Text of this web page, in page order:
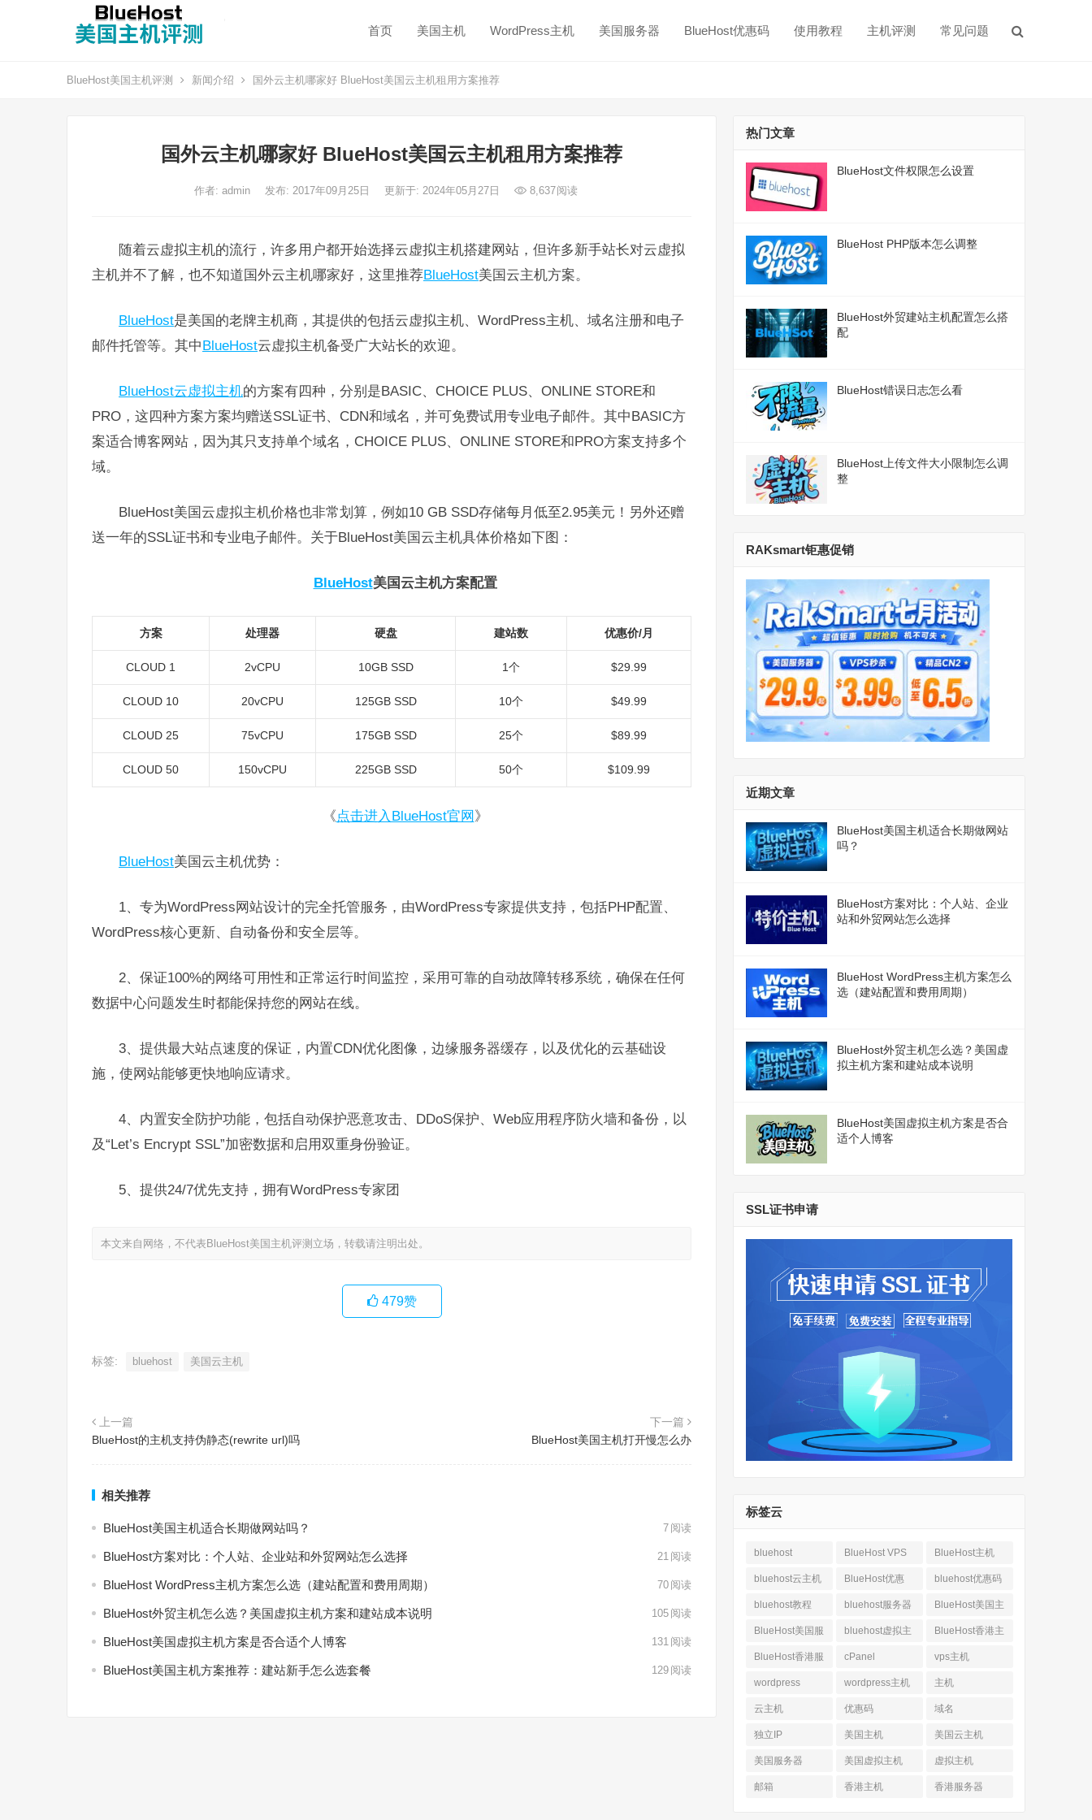
首页 美国主机 WordPress主机 美国服务器 BlueHost优惠码 使用教程 主机评测 常见问题
BlueHost美国主机评测 新闻介绍 国外云主机哪家好 BlueHost美国云主机租用方案推荐
国外云主机哪家好 BlueHost美国云主机租用方案推荐
作者: admin 发布: 2017年09月25日 更新于: 2024年05月27日 8,637阅读
随着云虚拟主机的流行，许多用户都开始选择云虚拟主机搭建网站，但许多新手站长对云虚拟
主机并不了解，也不知道国外云主机哪家好，这里推荐BlueHost美国云主机方案。
BlueHost是美国的老牌主机商，其提供的包括云虚拟主机、WordPress主机、域名注册和电子
邮件托管等。其中BlueHost云虚拟主机备受广大站长的欢迎。
BlueHost云虚拟主机的方案有四种，分别是BASIC、CHOICE PLUS、ONLINE STORE和
PRO，这四种方案方案均赠送SSL证书、CDN和域名，并可免费试用专业电子邮件。其中BASIC方
案适合博客网站，因为其只支持单个域名，CHOICE PLUS、ONLINE STORE和PRO方案支持多个
域。
BlueHost美国云虚拟主机价格也非常划算，例如10 GB SSD存储每月低至2.95美元！另外还赠
送一年的SSL证书和专业电子邮件。关于BlueHost美国云主机具体价格如下图：
BlueHost美国云主机方案配置
方案 处理器 硬盘 建站数 优惠价/月
CLOUD 1 2vCPU 10GB SSD 1个 $29.99
CLOUD 10 20vCPU 125GB SSD 10个 $49.99
CLOUD 25 75vCPU 175GB SSD 25个 $89.99
CLOUD 50 150vCPU 225GB SSD 50个 $109.99
《点击进入BlueHost官网 》
BlueHost美国云主机优势：
1、专为WordPress网站设计的完全托管服务，由WordPress专家提供支持，包括PHP配置、
WordPress核心更新、自动备份和安全层等。
2、保证100%的网络可用性和正常运行时间监控，采用可靠的自动故障转移系统，确保在任何
数据中心问题发生时都能保持您的网站在线。
3、提供最大站点速度的保证，内置CDN优化图像，边缘服务器缓存，以及优化的云基础设
施，使网站能够更快地响应请求。
4、内置安全防护功能，包括自动保护恶意攻击、DDoS保护、Web应用程序防火墙和备份，以
及“Let’s Encrypt SSL”加密数据和启用双重身份验证。
5、提供24/7优先支持，拥有WordPress专家团
本文来自网络，不代表BlueHost美国主机评测立场，转载请注明出处。
479赞
标签: bluehost 美国云主机
上一篇
BlueHost的主机支持伪静态(rewrite url)吗
下一篇
BlueHost美国主机打开慢怎么办
相关推荐
BlueHost美国主机适合长期做网站吗？ 7 阅读
BlueHost方案对比：个人站、企业站和外贸网站怎么选择 21 阅读
BlueHost WordPress主机方案怎么选（建站配置和费用周期） 70 阅读
BlueHost外贸主机怎么选？美国虚拟主机方案和建站成本说明 105 阅读
BlueHost美国虚拟主机方案是否合适个人博客 131 阅读
BlueHost美国主机方案推荐：建站新手怎么选套餐 129 阅读
热门文章
BlueHost文件权限怎么设置
BlueHost PHP版本怎么调整
BlueHost外贸建站主机配置怎么搭
配
BlueHost错误日志怎么看
BlueHost上传文件大小限制怎么调
整
RAKsmart钜惠促销
近期文章
BlueHost美国主机适合长期做网站
吗？
BlueHost方案对比：个人站、企业
站和外贸网站怎么选择
BlueHost WordPress主机方案怎么
选（建站配置和费用周期）
BlueHost外贸主机怎么选？美国虚
拟主机方案和建站成本说明
BlueHost美国虚拟主机方案是否合
适个人博客
SSL证书申请
标签云
bluehost BlueHost VPS BlueHost主机
bluehost云主机 BlueHost优惠 bluehost优惠码
bluehost教程 bluehost服务器
BlueHost美国主
机
BlueHost美国服
务器
bluehost虚拟主
机
BlueHost香港主
机
BlueHost香港服
务器
cPanel vps主机
wordpress wordpress主机 主机
云主机 优惠码 域名
独立IP 美国主机 美国云主机
美国服务器 美国虚拟主机 虚拟主机
邮箱 香港主机 香港服务器